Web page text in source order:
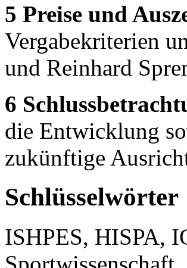
5 Preise und
Vergabekriterien
und Reinhard
6
die Entwicklung
zukünftige
Schlüsselwörter
ISHPES, HISPA,